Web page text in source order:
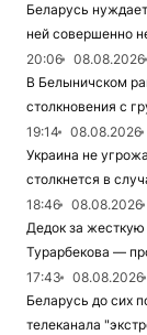
Беларусь
ней совершенно
20:06
08.08.2026
В Белыничском
столкновения с
19:14
08.08.2026
Украина не
столкнется в
18:46
08.08.2026
Дедок за
Турарбекова —
17:43
08.08.2026
Беларусь до сих
телеканала